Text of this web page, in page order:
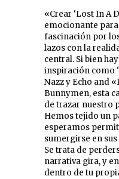
«Crear ‘Lost In A
emocionante
fascinación por
lazos con la
central. Si bien
inspiración como
Nazz y Echo and
Bunnymen, esta
de trazar nuestro
Hemos tejido un
esperamos
sumergirse en
Se trata de
narrativa gira, y
dentro de tu